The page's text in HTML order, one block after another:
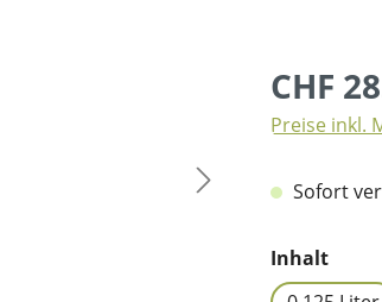
CHF
Preise inkl.
Sofort
Inhalt